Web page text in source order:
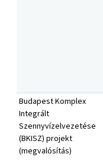
Budapest Komplex
Integrált
Szennyvízelvezetése
(BKISZ) projekt
(megvalósítás)